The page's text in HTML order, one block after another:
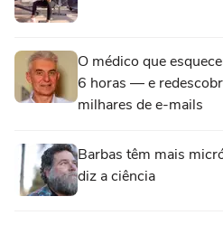
O médico que
6 horas — e
milhares de e-mails
Barbas têm mais
diz a ciência